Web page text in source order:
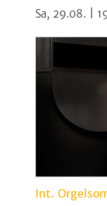
Sa, 29.08. |
Int.